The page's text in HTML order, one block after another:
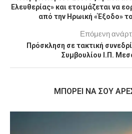
Ελευθερίας» και ετοιμάζεται να
από την Ηρωική «Έξοδο»
Επόμενη
Πρόσκληση σε τακτική
Συμβουλίου Ι.Π.
MΠΟΡΕΊ ΝΑ ΣΟΥ